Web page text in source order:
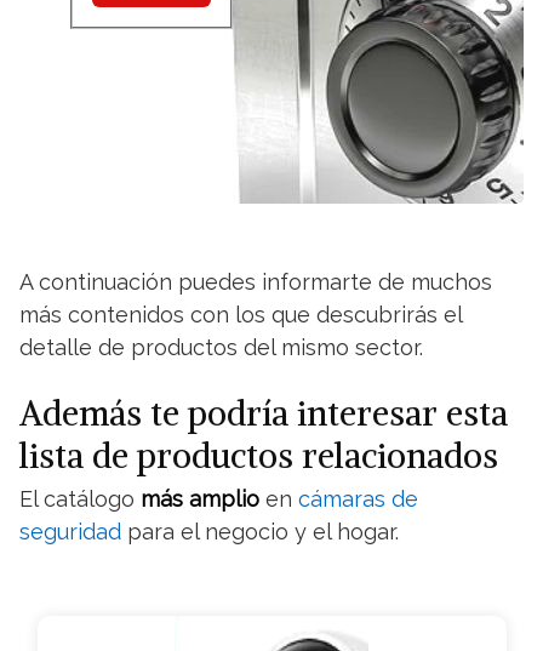
A continuación puedes informarte de muchos
más contenidos con los que descubrirás el
detalle de productos del mismo sector.
Además te podría interesar esta
lista de productos relacionados
El catálogo más amplio en cámaras de
seguridad para el negocio y el hogar.